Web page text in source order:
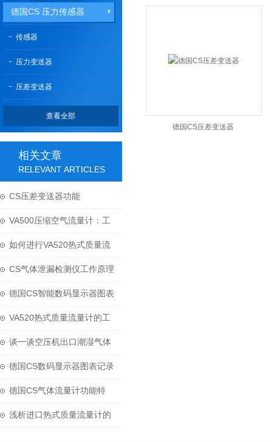
德国CS 压力传感器
传感器
压力变送器
压差变送器
查看全部
相关文章
RELEVANT ARTICLES
CS压差变送器功能
VA500压缩空气流量计：工
业气路流量精准测量方案
如何进行VA520热式质量流
量计的维护和保养？
CS气体泄漏检测仪工作原理
德国CS智能数码显示器图表
记录仪的优势
VA520热式质量流量计的工
作原理与应用
谈一谈空压机出口潮湿气体
流量计的特点
德国CS数码显示器图表记录
仪的标准配置
德国CS气体流量计功能特
点：
浅析进口热式质量流量计的
德国CS压差变送器